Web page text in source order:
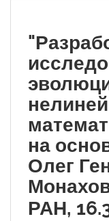
на
Олег
РАН,